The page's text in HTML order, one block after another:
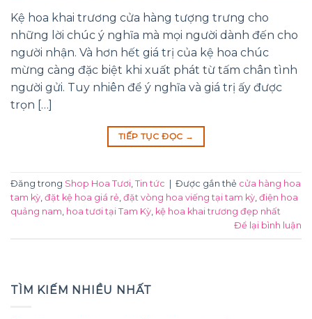
Kệ hoa khai trương cửa hàng tượng trưng cho
những lời chúc ý nghĩa mà mọi người dành đến cho
người nhận. Và hơn hết giá trị của kệ hoa chúc
mừng càng đặc biệt khi xuất phát từ tấm chân tình
người gửi. Tuy nhiên để ý nghĩa và giá trị ấy được
trọn […]
TIẾP TỤC ĐỌC →
Đăng trong Shop Hoa Tươi, Tin tức Được gắn thẻ cửa hàng hoa
tam kỳ, đặt kệ hoa giá rẻ, đặt vòng hoa viếng tại tam kỳ, điện hoa
quảng nam, hoa tươi tại Tam Kỳ, kệ hoa khai trương đẹp nhất
Để lại bình luận
TÌM KIẾM NHIỀU NHẤT